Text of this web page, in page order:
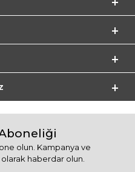
olun. Kampanya ve
haberdar olun.